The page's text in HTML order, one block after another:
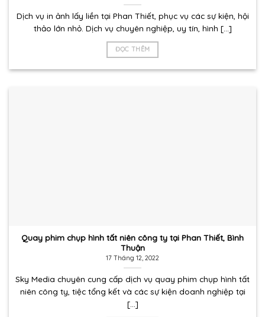
Dịch vụ in ảnh lấy liền tại Phan Thiết, phục vụ các sự kiện, hội
thảo lớn nhỏ. Dịch vụ chuyên nghiệp, uy tín, hình [...]
ĐỌC THÊM
Quay phim chụp hình tất niên công ty tại Phan Thiết, Bình
Thuận
17 Tháng 12, 2022
Sky Media chuyên cung cấp dịch vụ quay phim chụp hình tất
niên công ty, tiệc tổng kết và các sự kiện doanh nghiệp tại
[...]